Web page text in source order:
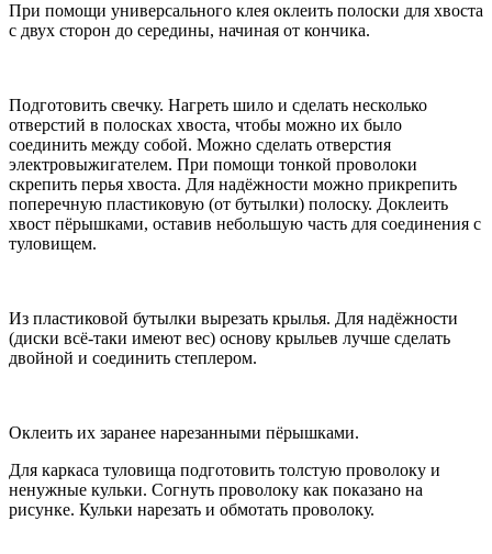
При помощи универсального клея оклеить полоски для хвоста
с двух сторон до середины, начиная от кончика.
Подготовить свечку. Нагреть шило и сделать несколько
отверстий в полосках хвоста, чтобы можно их было
соединить между собой. Можно сделать отверстия
электровыжигателем. При помощи тонкой проволоки
скрепить перья хвоста. Для надёжности можно прикрепить
поперечную пластиковую (от бутылки) полоску. Доклеить
хвост пёрышками, оставив небольшую часть для соединения с
туловищем.
Из пластиковой бутылки вырезать крылья. Для надёжности
(диски всё-таки имеют вес) основу крыльев лучше сделать
двойной и соединить степлером.
Оклеить их заранее нарезанными пёрышками.
Для каркаса туловища подготовить толстую проволоку и
ненужные кульки. Согнуть проволоку как показано на
рисунке. Кульки нарезать и обмотать проволоку.